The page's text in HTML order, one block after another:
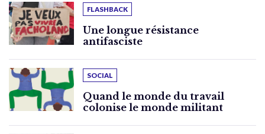
FLASHBACK
Une longue résistance
antifasciste
SOCIAL
Quand le monde du travail
colonise le monde militant